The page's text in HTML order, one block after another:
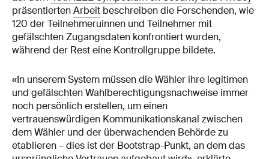
präsentiertenArbeit beschreiben die Forschenden, wie
120 der Teilnehmeruinnen und Teilnehmer mit
gefälschten Zugangsdaten konfrontiert wurden,
während der Rest eine Kontrollgruppe bildete.
«In unserem System müssen die Wähler ihre legitimen
und gefälschten Wahlberechtigungsnachweise immer
noch persönlich erstellen, um einen
vertrauenswürdigen Kommunikationskanal zwischen
dem Wähler und der überwachenden Behörde zu
etablieren – dies ist der Bootstrap-Punkt, an dem das